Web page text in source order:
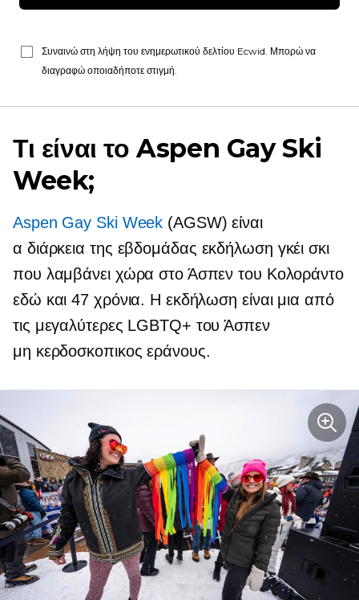
Συναινώ στη λήψη του ενημερωτικού δελτίου Ecwid. Μπορώ να
διαγραφώ οποιαδήποτε στιγμή.
Τι είναι το Aspen Gay Ski
Week;
Aspen Gay Ski Week (AGSW) είναι
α διάρκεια της εβδομάδας εκδήλωση γκέι σκι
που λαμβάνει χώρα στο Άσπεν του Κολοράντο
εδώ και 47 χρόνια. Η εκδήλωση είναι μια από
τις μεγαλύτερες LGBTQ+ του Άσπεν
μη κερδοσκοπικος εράνους.